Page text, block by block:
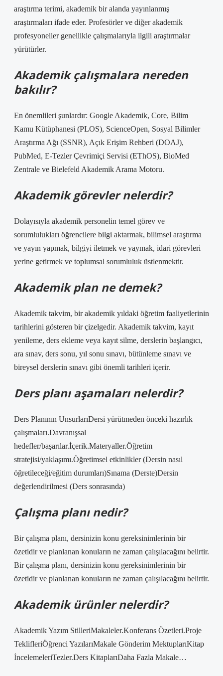
araştırma terimi, akademik bir alanda yayınlanmış
araştırmaları ifade eder. Profesörler ve diğer akademik
profesyoneller genellikle çalışmalarıyla ilgili araştırmalar
yürütürler.
Akademik çalışmalara nereden
bakılır?
En önemlileri şunlardır: Google Akademik, Core, Bilim
Kamu Kütüphanesi (PLOS), ScienceOpen, Sosyal Bilimler
Araştırma Ağı (SSNR), Açık Erişim Rehberi (DOAJ),
PubMed, E-Tezler Çevrimiçi Servisi (EThOS), BioMed
Zentrale ve Bielefeld Akademik Arama Motoru.
Akademik görevler nelerdir?
Dolayısıyla akademik personelin temel görev ve
sorumlulukları öğrencilere bilgi aktarmak, bilimsel araştırma
ve yayın yapmak, bilgiyi iletmek ve yaymak, idari görevleri
yerine getirmek ve toplumsal sorumluluk üstlenmektir.
Akademik plan ne demek?
Akademik takvim, bir akademik yıldaki öğretim faaliyetlerinin
tarihlerini gösteren bir çizelgedir. Akademik takvim, kayıt
yenileme, ders ekleme veya kayıt silme, derslerin başlangıcı,
ara sınav, ders sonu, yıl sonu sınavı, bütünleme sınavı ve
bireysel derslerin sınavı gibi önemli tarihleri ​​içerir.
Ders planı aşamaları nelerdir?
Ders Planının UnsurlarıDersi yürütmeden önceki hazırlık
çalışmaları.Davranışsal
hedefler/başarılar.İçerik.Materyaller.Öğretim
stratejisi/yaklaşımı.Öğretimsel etkinlikler (Dersin nasıl
öğretileceği/eğitim durumları)Sınama (Derste)Dersin
değerlendirilmesi (Ders sonrasında)
Çalışma planı nedir?
Bir çalışma planı, dersinizin konu gereksinimlerinin bir
özetidir ve planlanan konuların ne zaman çalışılacağını belirtir.
Bir çalışma planı, dersinizin konu gereksinimlerinin bir
özetidir ve planlanan konuların ne zaman çalışılacağını belirtir.
Akademik ürünler nelerdir?
Akademik Yazım StilleriMakaleler.Konferans Özetleri.Proje
TeklifleriÖğrenci YazılarıMakale Gönderim MektuplarıKitap
İncelemeleriTezler.Ders KitaplarıDaha Fazla Makale…